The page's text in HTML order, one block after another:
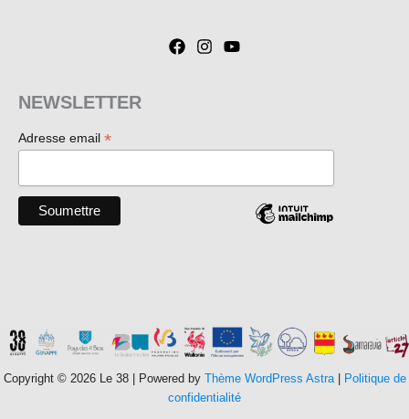
NEWSLETTER
Adresse email *
Copyright © 2026 Le 38 | Powered by Thème WordPress Astra|
Politique de
confidentialité